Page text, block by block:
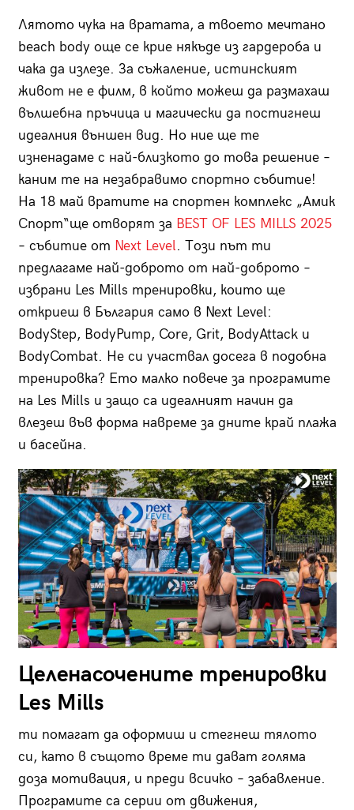
Лятото чука на вратата, а твоето мечтано
beach body още се крие някъде из гардероба и
чака да излезе. За съжаление, истинският
живот не е филм, в който можеш да размахаш
вълшебна пръчица и магически да постигнеш
идеалния външен вид. Но ние ще те
изненадаме с най-близкото до това решение –
каним те на незабравимо спортно събитие!
На 18 май вратите на спортен комплекс „Амик
Спорт“ще отворят за BEST OF LES MILLS 2025
– събитие от Next Level. Този път ти
предлагаме най-доброто от най-доброто –
избрани Les Mills тренировки, които ще
откриеш в България само в Next Level:
BodyStep, BodyPump, Core, Grit, BodyAttack и
BodyCombat. Не си участвал досега в подобна
тренировка? Ето малко повече за програмите
на Les Mills и защо са идеалният начин да
влезеш във форма навреме за дните край плажа
и басейна.
Целенасочените тренировки
Les Mills
ти помагат да оформиш и стегнеш тялото
си, като в същото време ти дават голяма
доза мотивация, и преди всичко – забавление.
Програмите са серии от движения,